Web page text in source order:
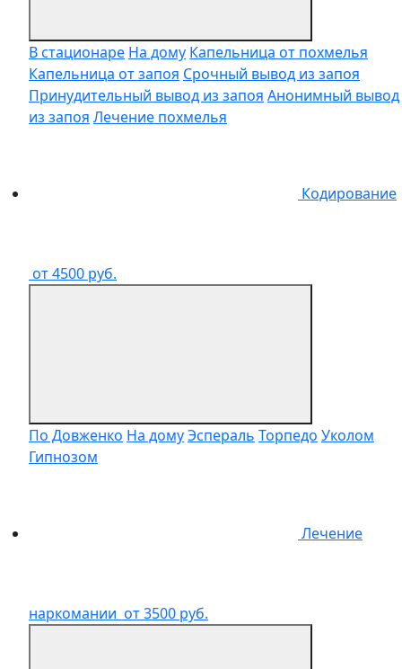
В стационаре На дому Капельница от похмелья
Капельница от запоя Срочный вывод из запоя
Принудительный вывод из запоя Анонимный вывод
из запоя Лечение похмелья
Кодирование
от 4500 руб.
По Довженко На домуЭспераль Торпедо Уколом
Гипнозом
Лечение
наркомании от 3500 руб.